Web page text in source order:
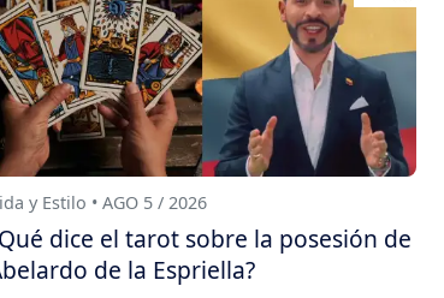
y Estilo • AGO 5 / 2026
dice el tarot sobre la posesión de
de la Espriella?